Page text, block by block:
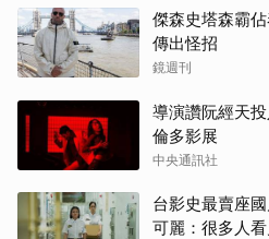
傑森史塔森霸
傳出怪招
鏡週刊
導演讚阮經天
倫多影展
中央通訊社
台影史最賣座
可麗：很多人